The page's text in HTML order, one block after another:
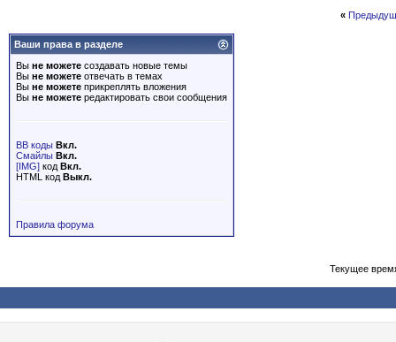
«
Ваши права в разделе
Вы не можете создавать новые темы
Вы не можете отвечать в темах
Вы не можете прикреплять вложения
Вы не можете редактировать свои сообщения
BB коды Вкл.
Смайлы Вкл.
[IMG] код Вкл.
HTML код Выкл.
Правила форума
Текущее